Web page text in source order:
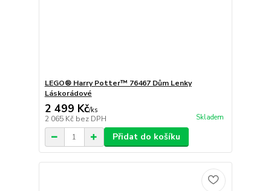
LEGO® Harry Potter™ 76467 Dům Lenky
Láskorádové
2 499 Kč/ks
2 065 Kč bez DPH Skladem
Přidat do košíku